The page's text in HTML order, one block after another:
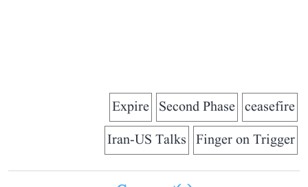
ceasefire
Second Phase
Expire
Finger on Trigger
Iran-US Talks